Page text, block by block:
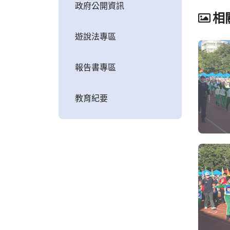
政府公開資訊
遊說法專區
報告書專區
教育紀要
相